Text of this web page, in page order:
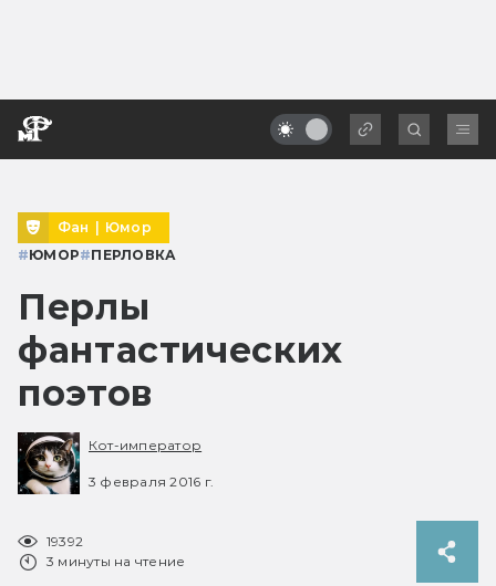
Фан | Юмор
#ЮМОР#ПЕРЛОВКА
Перлы
фантастических
поэтов
Кот-император
3 февраля 2016 г.
19392
3 минуты на чтение